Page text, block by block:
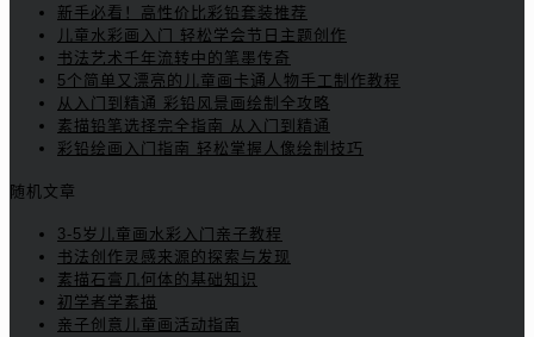
新手必看！高性价比彩铅套装推荐
儿童水彩画入门 轻松学会节日主题创作
书法艺术千年流转中的笔墨传奇
5个简单又漂亮的儿童画卡通人物手工制作教程
从入门到精通 彩铅风景画绘制全攻略
素描铅笔选择完全指南 从入门到精通
彩铅绘画入门指南 轻松掌握人像绘制技巧
随机文章
3-5岁儿童画水彩入门亲子教程
书法创作灵感来源的探索与发现
素描石膏几何体的基础知识
初学者学素描
亲子创意儿童画活动指南